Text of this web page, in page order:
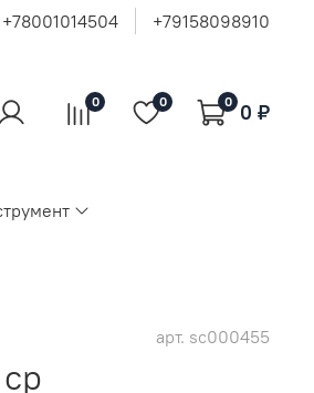
+78001014504 +79158098910
0 0 0 0 ₽
арт. sc000455